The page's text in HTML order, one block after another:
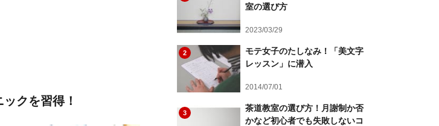
クを習得！
室の選び方
2023/03/29
2
モテ女子のたしなみ！「美文字
レッスン」に潜入
2014/07/01
3
茶道教室の選び方！月謝制か否
かなど初心者でも失敗しないコ